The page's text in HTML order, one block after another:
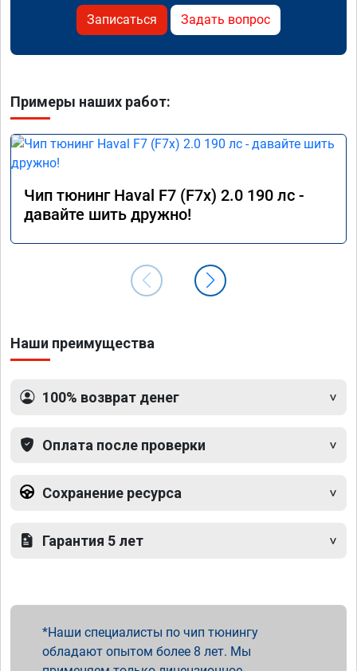
Записаться Задать вопрос
Примеры наших работ:
Чип тюнинг Haval F7 (F7x) 2.0 190 лс -
давайте шить дружно!
Наши преимущества
100% возврат денег
Оплата после проверки
Сохранение ресурса
Гарантия 5 лет
Наши специалисты по чип тюнингу
обладают опытом более 8 лет. Мы